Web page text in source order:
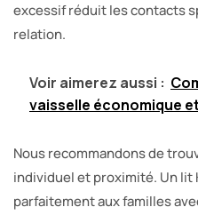
excessif réduit les contacts
relation.
Voir aimerez aussi :
vaisselle économique
Nous recommandons de
individuel et proximité. Un lit
parfaitement aux familles